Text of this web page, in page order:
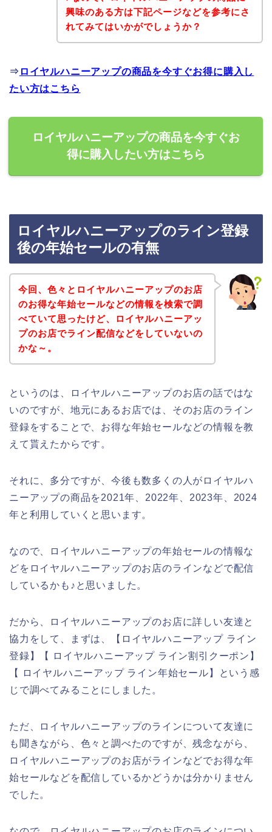
興味のある方は下記ページなどを参考にさ
れてみてはいかがでしょうか？
⇒ ロイヤルハニーアップの商品を今すぐお得に購入し
たい方はこちら
ロイヤルハニーアップの商品を今すぐお
得に購入したい方はこちら
ロイヤルハニーアップのライン登録
後の年始セールの有無
今回、色々とロイヤルハニーアップのお店
のお得な年始セールなどの情報を検索で調
べていて思ったけど、ロイヤルハニーアッ
プのお店でライン配信などをしていないの
かな～。
というのは、ロイヤルハニーアップのお店の話ではな
いのですが、地元にあるお店では、そのお店のライン
登録をすることで、お得な年始セールなどの情報を教
えて貰えたからです。
それに、多分ですが、今後も数多くの人がロイヤルハ
ニーアップの商品を2021年、2022年、2023年、2024
年と利用していくと思います。
なので、ロイヤルハニーアップの年始セールの情報な
どをロイヤルハニーアップのお店のラインなどで配信
しているかも♪と思いました。
だから、ロイヤルハニーアップのお店に詳しい友達と
協力をして、まずは、【ロイヤルハニーアップ ライン
登録】【 ロイヤルハニーアップ ライン割引クーポン】
【 ロイヤルハニーアップ ライン年始セール】という感
じで調べてみることにしました。
ただ、ロイヤルハニーアップのラインについて友達に
も聞きながら、色々と調べたのですが、残念ながら、
ロイヤルハニーアップのお店がラインなどでお得な年
始セールなどを配信しているかどうかは分かりません
でした。